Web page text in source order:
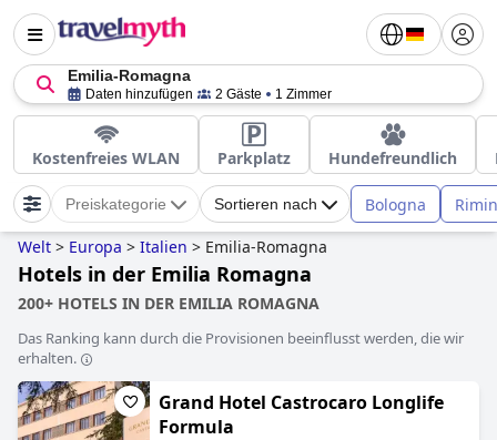
Emilia-Romagna
Daten hinzufügen 2 Gäste 1 Zimmer
Kostenfreies WLAN Parkplatz Hundefreundlich
Preiskategorie Sortieren nach Bologna
Welt > Europa > Italien > Emilia-Romagna
Hotels in der Emilia Romagna
200+ HOTELS IN DER EMILIA ROMAGNA
Das Ranking kann durch die Provisionen beeinflusst werden, die wir
erhalten.
Grand Hotel Castrocaro Longlife
Formula